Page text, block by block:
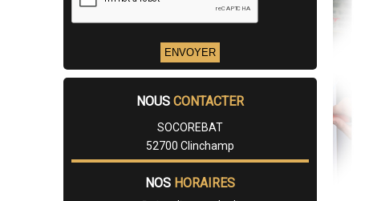
NOUS CONTACTER
SOCOREBAT
52700 Clinchamp
NOS HORAIRES